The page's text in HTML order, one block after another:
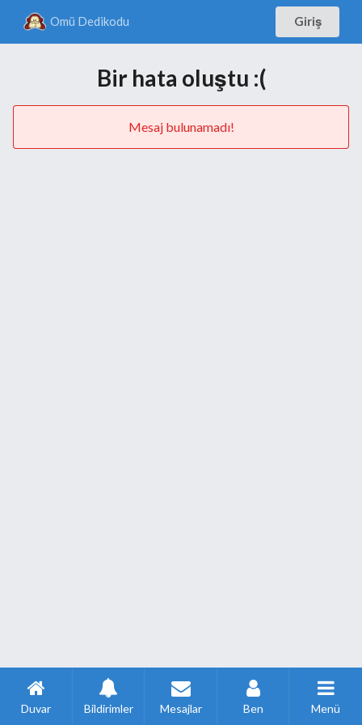
Omü Dedikodu Giriş
Bir hata oluştu :(
Mesaj bulunamadı!
Duvar Bildirimler Mesajlar Ben Menü